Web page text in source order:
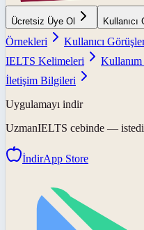
Ücretsiz Üye Ol Kullanıcı
Örnekleri
Kullanıcı
IELTS Kelimeleri
Kullanım
İletişim Bilgileri
Uygulamayı indir
UzmanIELTS cebinde —
İndirApp Store